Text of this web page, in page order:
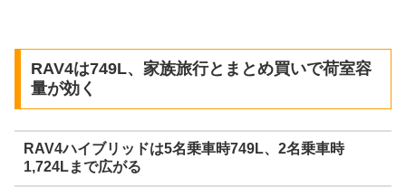
RAV4は749L、家族旅行とまとめ買いで荷室容
量が効く
RAV4ハイブリッドは5名乗車時749L、2名乗車時
1,724Lまで広がる